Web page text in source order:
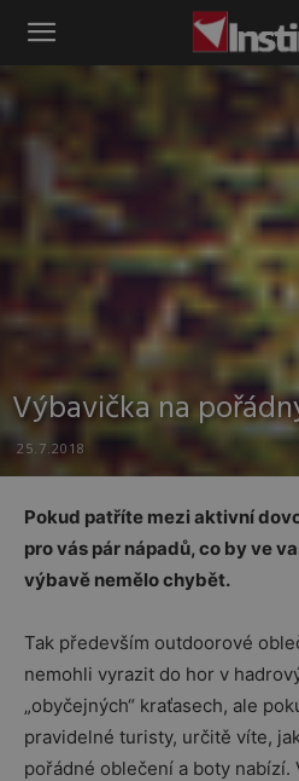
Instinkt
Výbavička na
25.7.2018
Pokud patříte mezi aktivní
pro vás pár nápadů, co by ve
výbavě nemělo chybět.
Tak především outdoorové
nemohli vyrazit do hor v
„obyčejných“ kraťasech, ale
pravidelné turisty, určitě víte,
pořádné oblečení a boty